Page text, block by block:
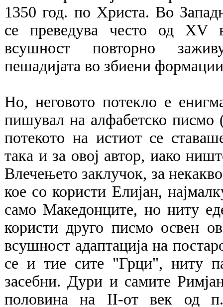
1350 год. по Христа. Во
се преведува често од XV
всушност повторно
пешадијата во збиени
Но, неговото потекло е
пишувал на алфабетско писмо
потекото на истиот се
така и за овој автор, иако
Влечењето заклучок, за
кое со користи Елијан,
само Македонците, но ниту
користи друго писмо освен
всушност адаптација на
се и тие сите "Грци", ниту
засебни. Дури и самите
половина на II-от век од